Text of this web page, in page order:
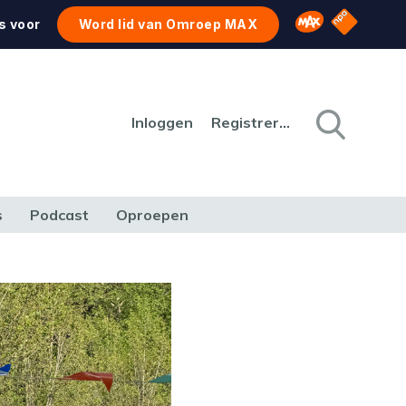
voor Word lid van Omroep MAX Omroep MAX
NPO
Inloggen Registreren
Podcast Oproepen